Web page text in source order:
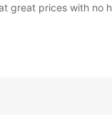
great prices with no